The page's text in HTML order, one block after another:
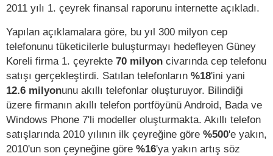
2011 yılı 1. çeyrek finansal raporunu internette açıkladı.
Yapılan açıklamalara göre, bu yıl 300 milyon cep
telefonunu tüketicilerle buluşturmayı hedefleyen Güney
Koreli firma 1. çeyrekte 70 milyon civarında cep telefonu
satışı gerçekleştirdi. Satılan telefonların %18'ini yani
12.6 milyonunu akıllı telefonlar oluşturuyor. Bilindiği
üzere firmanın akıllı telefon portföyünü Android, Bada ve
Windows Phone 7'li modeller oluşturmakta. Akıllı telefon
satışlarında 2010 yılının ilk çeyreğine göre %500'e yakın,
2010'un son çeyneğine göre %16'ya yakın artış söz